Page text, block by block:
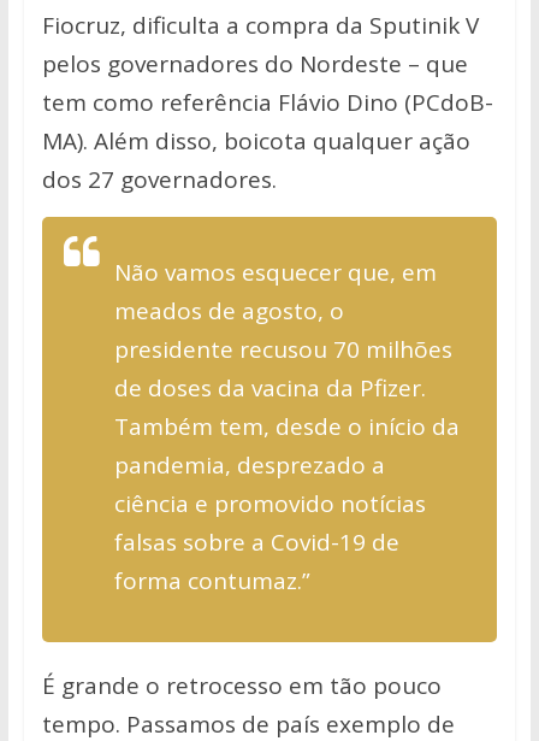
Fiocruz, dificulta a compra da Sputinik V
pelos governadores do Nordeste – que
tem como referência Flávio Dino (PCdoB-
MA). Além disso, boicota qualquer ação
dos 27 governadores.
Não vamos esquecer que, em
meados de agosto, o
presidente recusou 70 milhões
de doses da vacina da Pfizer.
Também tem, desde o início da
pandemia, desprezado a
ciência e promovido notícias
falsas sobre a Covid-19 de
forma contumaz.”
É grande o retrocesso em tão pouco
tempo. Passamos de país exemplo de